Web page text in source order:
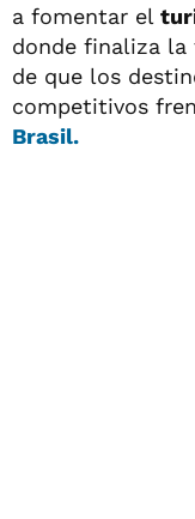
a fomentar el
donde finaliza
de que los
competitivos
Brasil.